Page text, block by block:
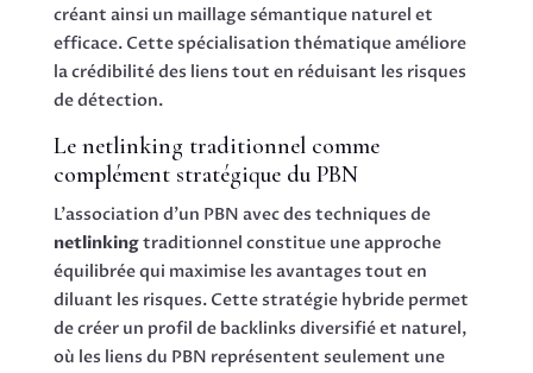
créant ainsi un maillage sémantique naturel et
efficace. Cette spécialisation thématique améliore
la crédibilité des liens tout en réduisant les risques
de détection.
Le netlinking traditionnel comme
complément stratégique du PBN
L’association d’un PBN avec des techniques de
netlinkingtraditionnel constitue une approche
équilibrée qui maximise les avantages tout en
diluant les risques. Cette stratégie hybride permet
de créer un profil de backlinks diversifié et naturel,
où les liens du PBN représentent seulement une